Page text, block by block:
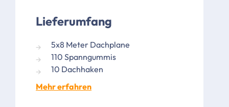
Lieferumfang
5x8 Meter Dachplane
110 Spanngummis
10 Dachhaken
Mehr erfahren